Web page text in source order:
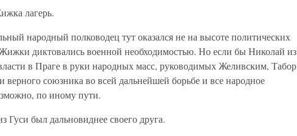
лагерь.
народный полководец тут оказался не на высоте политических
диктовались военной необходимостью. Но если бы Николай из
в Праге в руки народных масс, руководимых Желивским, Табор
союзника во всей дальнейшей борьбе и все народное
по иному пути.
Гуси был дальновиднее своего друга.